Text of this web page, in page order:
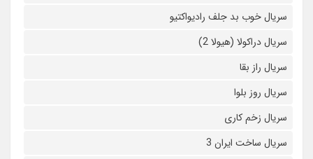
سریال خوب بد جلف رادیواکتیو
سریال دراکولا (هیولا 2)
سریال راز بقا
سریال روز بلوا
سریال زخم کاری
سریال ساخت ایران 3